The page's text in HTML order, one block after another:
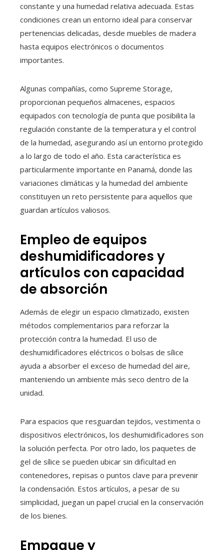
constante y una humedad relativa adecuada. Estas
condiciones crean un entorno ideal para conservar
pertenencias delicadas, desde muebles de madera
hasta equipos electrónicos o documentos
importantes.
Algunas compañías, como Supreme Storage,
proporcionan pequeños almacenes, espacios
equipados con tecnología de punta que posibilita la
regulación constante de la temperatura y el control
de la humedad, asegurando así un entorno protegido
a lo largo de todo el año. Esta característica es
particularmente importante en Panamá, donde las
variaciones climáticas y la humedad del ambiente
constituyen un reto persistente para aquellos que
guardan artículos valiosos.
Empleo de equipos
deshumidificadores y
artículos con capacidad
de absorción
Además de elegir un espacio climatizado, existen
métodos complementarios para reforzar la
protección contra la humedad. El uso de
deshumidificadores eléctricos o bolsas de sílice
ayuda a absorber el exceso de humedad del aire,
manteniendo un ambiente más seco dentro de la
unidad.
Para espacios que resguardan tejidos, vestimenta o
dispositivos electrónicos, los deshumidificadores son
la solución perfecta. Por otro lado, los paquetes de
gel de sílice se pueden ubicar sin dificultad en
contenedores, repisas o puntos clave para prevenir
la condensación. Estos artículos, a pesar de su
simplicidad, juegan un papel crucial en la conservación
de los bienes.
Empaque y